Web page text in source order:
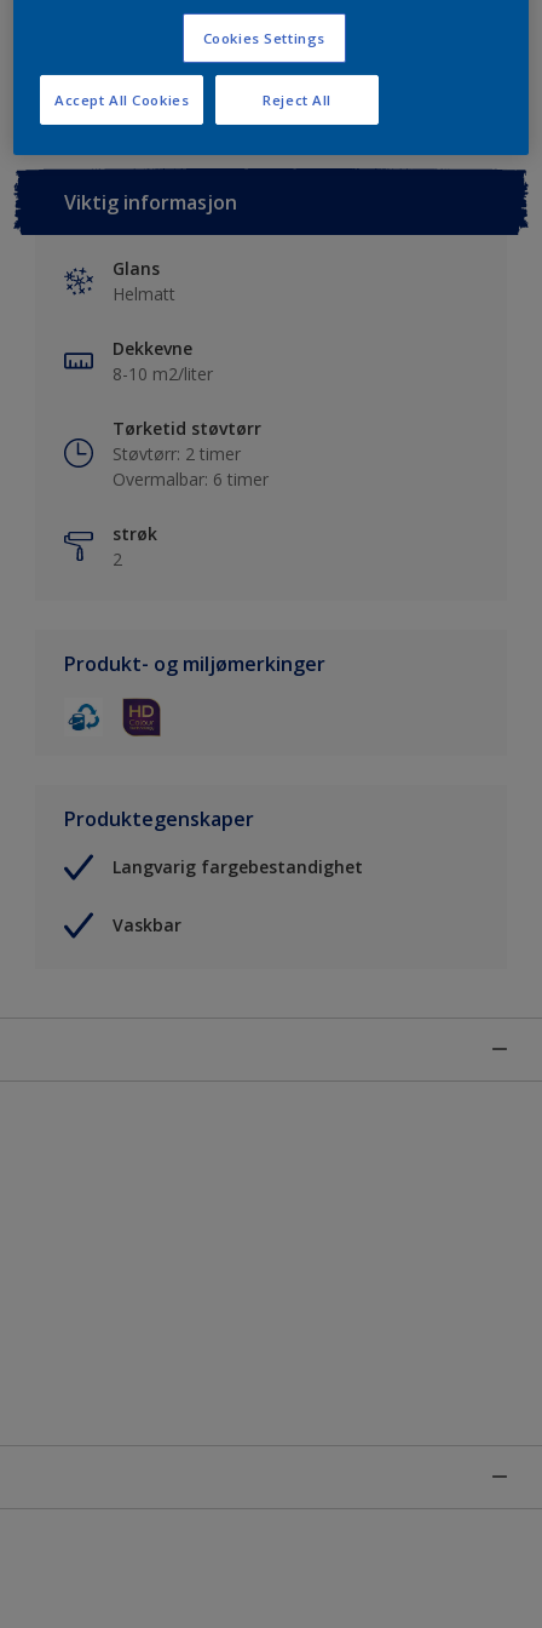
Lagre i dine prosjekter Finn en forhandler
Viktig informasjon
Glans
Helmatt
Dekkevne
8-10 m2/liter
Tørketid støvtørr
Støvtørr: 2 timer
Overmalbar: 6 timer
strøk
2
Produkt- og miljømerkinger
Produktegenskaper
Langvarig fargebestandighet
Vaskbar
Cookies Settings
Reject All
Accept All Cookies